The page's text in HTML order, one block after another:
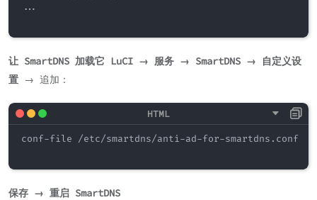
...
让 SmartDNS 加载它
LuCI → 服务 → SmartDNS → 自定义设
置 → 追加：
conf-file /etc/smartdns/anti-ad-for-smartdns.conf
保存 → 重启 SmartDNS